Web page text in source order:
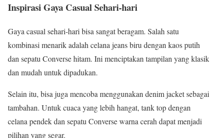
Inspirasi Gaya Casual Sehari-hari
Gaya casual sehari-hari bisa sangat beragam. Salah satu
kombinasi menarik adalah celana jeans biru dengan kaos putih
dan sepatu Converse hitam. Ini menciptakan tampilan yang klasik
dan mudah untuk dipadukan.
Selain itu, bisa juga mencoba menggunakan denim jacket sebagai
tambahan. Untuk cuaca yang lebih hangat, tank top dengan
celana pendek dan sepatu Converse warna cerah dapat menjadi
pilihan yang segar.